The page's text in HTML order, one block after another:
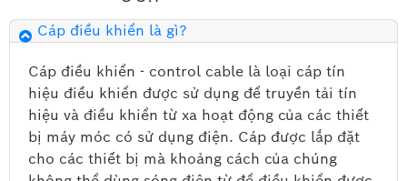
hoặc lớp băng nhôm (đối với cáp chống nhiễu)
hoặc bằng thép
Bảo vệ cáp trong điều kiện lửa như chống bén
cháy, không cháy lan ra xung quanh, chậm cháy
hoặc không có khói và tỏa ra khí độc.
Bảo vệ cáp khỏi mối mọt, chuột gián và sự tấn
Cáp điều khiển là gì?
Cáp điều khiển - control cable là loại cáp tín
hiệu điều khiển được sử dụng để truyền tải tín
hiệu và điều khiển từ xa hoạt động của các thiết
bị máy móc có sử dụng điện. Cáp được lắp đặt
cho các thiết bị mà khoảng cách của chúng